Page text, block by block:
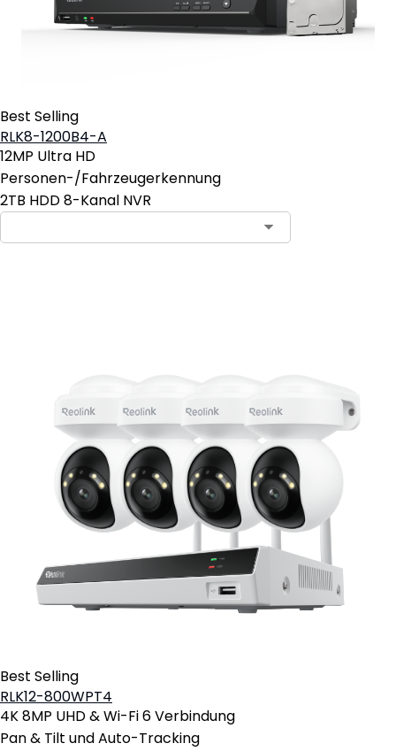
Best Selling
RLK8-1200B4-A
12MP Ultra HD
Personen-/Fahrzeugerkennung
2TB HDD 8-Kanal NVR
Best Selling
RLK12-800WPT4
4K 8MP UHD & Wi-Fi 6 Verbindung
Pan & Tilt und Auto-Tracking